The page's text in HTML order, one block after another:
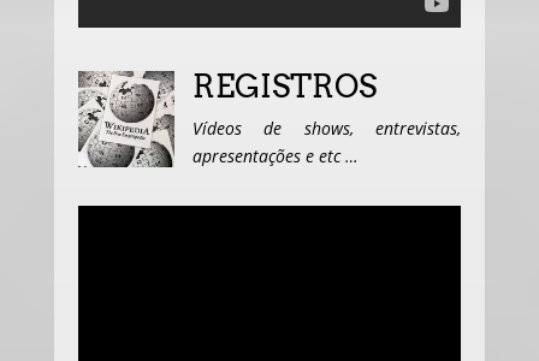
REGISTROS
Vídeos de shows, entrevistas,
apresentações e etc …